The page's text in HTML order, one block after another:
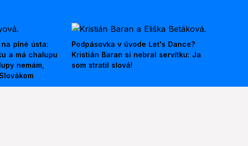
plné ústa:
a má chalupu
nemám,
Podpásovka v úvode Let's Dance?
Kristián Baran si nebral servítku: Ja
som stratil slová!